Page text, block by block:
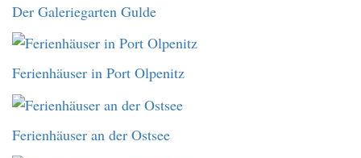
Der Galeriegarten Gulde
Ferienhäuser in Port Olpenitz
Ferienhäuser an der Ostsee